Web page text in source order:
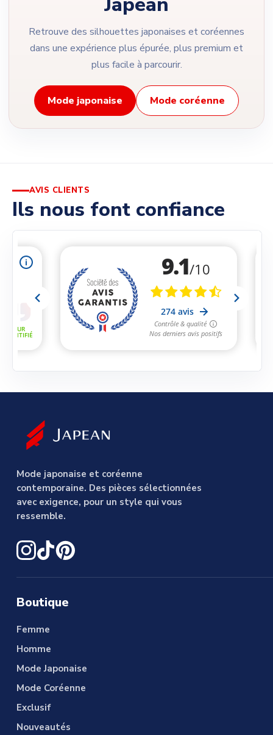
Retrouve des silhouettes japonaises et coréennes
dans une expérience plus épurée, plus premium et
plus facile à parcourir.
Mode japonaise Mode coréenne
AVIS CLIENTS
Ils nous font confiance
Mode japonaise et coréenne
contemporaine. Des pièces sélectionnées
avec exigence, pour un style qui vous
ressemble.
Boutique
Femme
Homme
Mode Japonaise
Mode Coréenne
Exclusif
Nouveautés